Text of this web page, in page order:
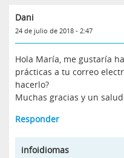
Dani
24 de julio de 2018 - 2:47
Hola María, me gustaría
prácticas a tu correo
hacerlo?
Muchas gracias y un
Responder
infoidiomas